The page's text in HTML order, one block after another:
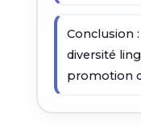
Conclusion
diversité
promotion